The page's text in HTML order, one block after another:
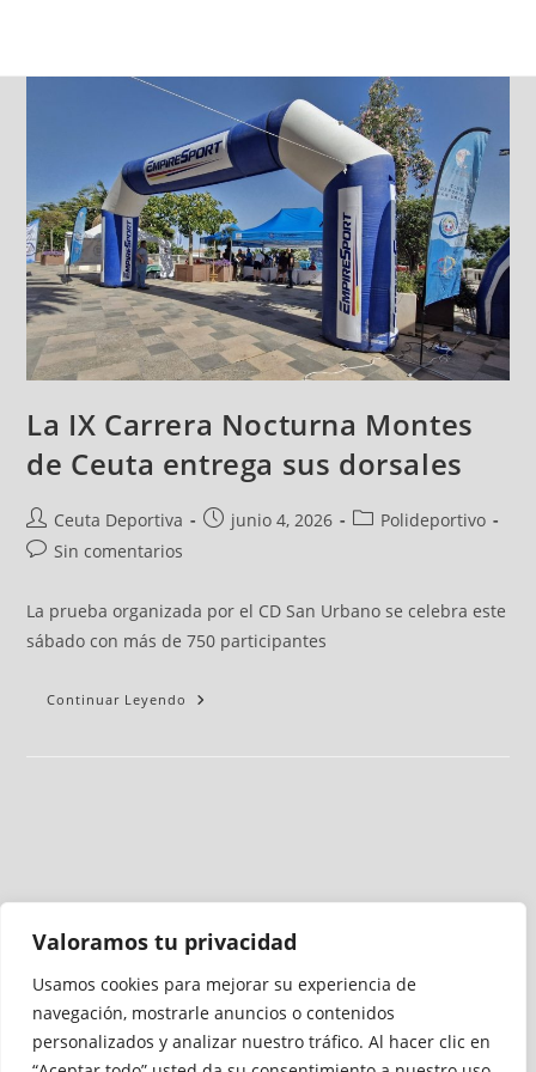
Valoramos tu privacidad
Usamos cookies para mejorar su experiencia de
navegación, mostrarle anuncios o contenidos
personalizados y analizar nuestro tráfico. Al hacer clic en
La IX Carrera Nocturna Montes
de Ceuta entrega sus dorsales
Ceuta Deportiva junio 4, 2026
Polideportivo
Sin comentarios
La prueba organizada por el CD San Urbano se celebra este
sábado con más de 750 participantes
Continuar Leyendo
Medio auditado por